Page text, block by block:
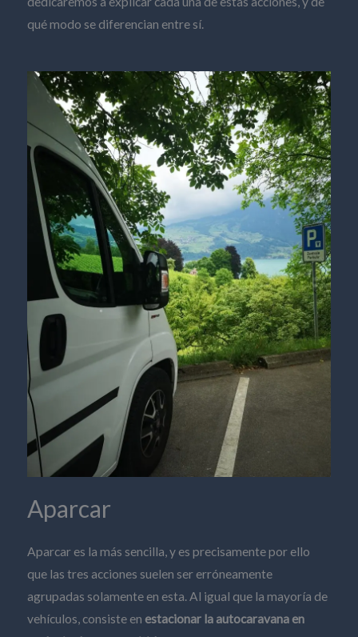
qué modo se diferencian entre sí.
Aparcar
Aparcar es la más sencilla, y es precisamente por ello
que las tres acciones suelen ser erróneamente
agrupadas solamente en esta. Al igual que la mayoría de
vehículos, consiste en estacionar la autocaravana en